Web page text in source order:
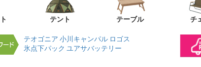
テント テーブル チ
テオゴニア 小川キャンパル ロゴス
氷点下パック ユアサバッテリー